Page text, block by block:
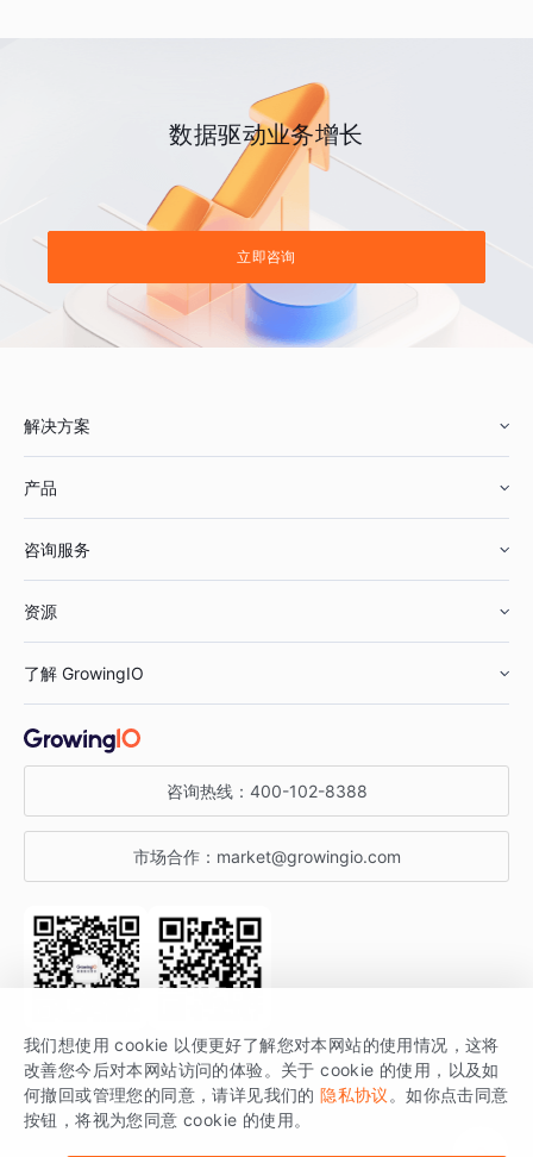
数据驱动业务增长
立即咨询
解决方案
鞋服行业
汽车行业
金融行业
产品
智能运营
获客分析
咨询服务
资源
增长公开课
增长博客
开发者文档
SDK 文档
场景指南
了解 GrowingIO
关于 GrowingIO
增长大会
行业活动
咨询热线： 400-102-8388
市场合作： market@growingio.com
关注公众号 获取更多干货
GrowingIO 是专注于数据智能分析与增长的品牌，核心平台为 GrowingIO
分析云。
我们想使用 cookie 以便更好了解您对本网站的使用情况，这将
改善您今后对本网站访问的体验。关于 cookie 的使用，以及如
何撤回或管理您的同意，请详见我们的 隐私协议 。如你点击同意
按钮，将视为您同意 cookie 的使用。